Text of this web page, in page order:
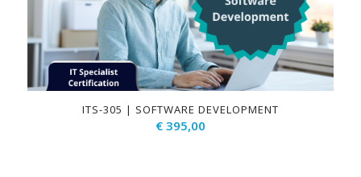
ITS-305 | SOFTWARE DEVELOPMENT
€395,00